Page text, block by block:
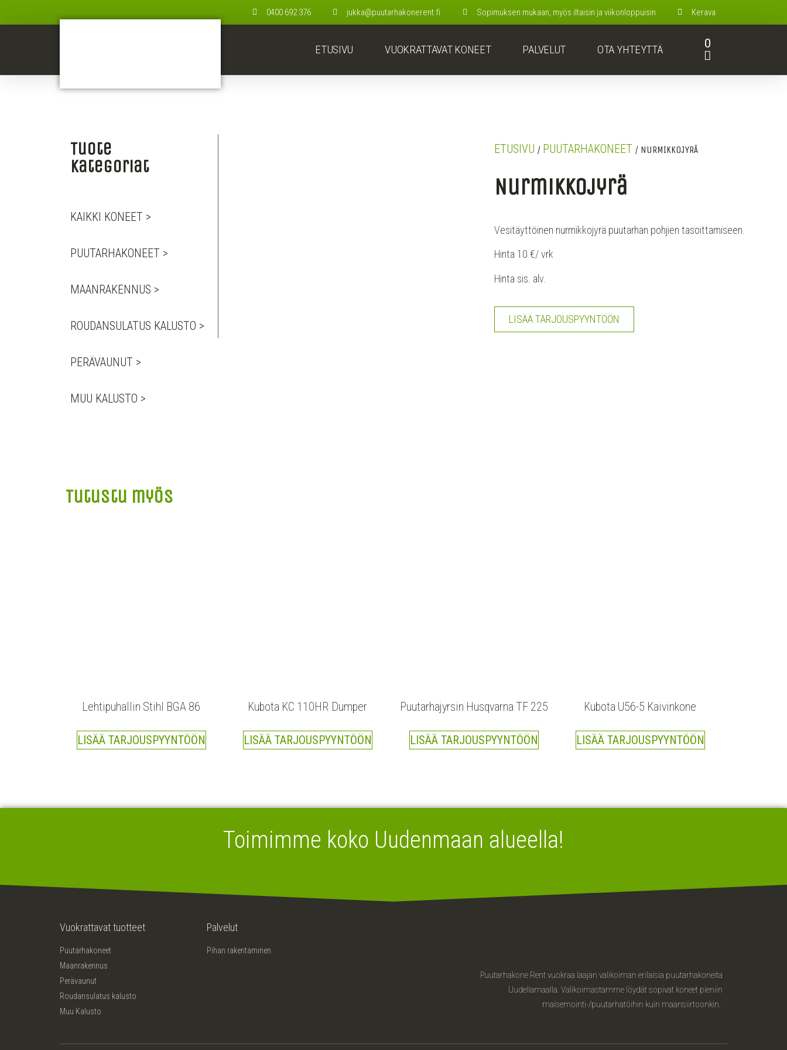
0400 692 376 jukka@puutarhakonerent.fi Sopimuksen mukaan, myös iltaisin ja viikonloppuisin Kerava
ETUSIVU VUOKRATTAVAT KONEET PALVELUT OTA YHTEYTTÄ 0
Tuote
kategoriat
KAIKKI KONEET >
PUUTARHAKONEET >
MAANRAKENNUS >
ROUDANSULATUS KALUSTO >
PERÄVAUNUT >
MUU KALUSTO >
ETUSIVU / PUUTARHAKONEET / NURMIKKOJYRÄ
Nurmikkojyrä
Vesitäyttöinen nurmikkojyrä puutarhan pohjien tasoittamiseen.
Hinta 10 €/ vrk
Hinta sis. alv.
LISÄÄ TARJOUSPYYNTÖÖN
Tutustu myös
Lehtipuhallin Stihl BGA 86
LISÄÄ TARJOUSPYYNTÖÖN
Kubota KC 110HR Dumper
LISÄÄ TARJOUSPYYNTÖÖN
Puutarhajyrsin Husqvarna TF 225
LISÄÄ TARJOUSPYYNTÖÖN
Kubota U56-5 Kaivinkone
LISÄÄ TARJOUSPYYNTÖÖN
Toimimme koko Uudenmaan alueella!
Vuokrattavat tuotteet
Puutarhakoneet
Maanrakennus
Perävaunut
Roudansulatus kalusto
Muu Kalusto
Palvelut
Pihan rakentaminen
Puutarhakone Rent vuokraa laajan valikoiman erilaisia puutarhakoneita
Uudellamaalla. Valikoimastamme löydät sopivat koneet pieniin
maisemointi-/puutarhatöihin kuin maansiirtoonkin.